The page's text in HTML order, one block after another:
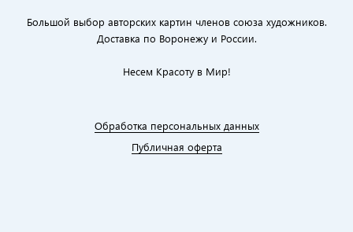
Большой выбор авторских картин членов союза художников.
Доставка по Воронежу и России.
Несем Красоту в Мир!
Обработка персональных данных
Публичная оферта